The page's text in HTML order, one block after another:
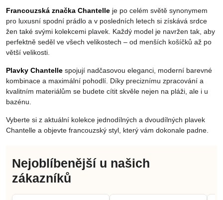
Francouzská značka Chantelle je po celém světě synonymem
pro luxusní spodní prádlo a v posledních letech si získává srdce
žen také svými kolekcemi plavek. Každý model je navržen tak, aby
perfektně seděl ve všech velikostech – od menších košíčků až po
větší velikosti.
Plavky Chantelle spojují nadčasovou eleganci, moderní barevné
kombinace a maximální pohodlí. Díky preciznímu zpracování a
kvalitním materiálům se budete cítit skvěle nejen na pláži, ale i u
bazénu.
Vyberte si z aktuální kolekce jednodílných a dvoudílných plavek
Chantelle a objevte francouzský styl, který vám dokonale padne.
Nejoblíbenější u našich
zákazníků